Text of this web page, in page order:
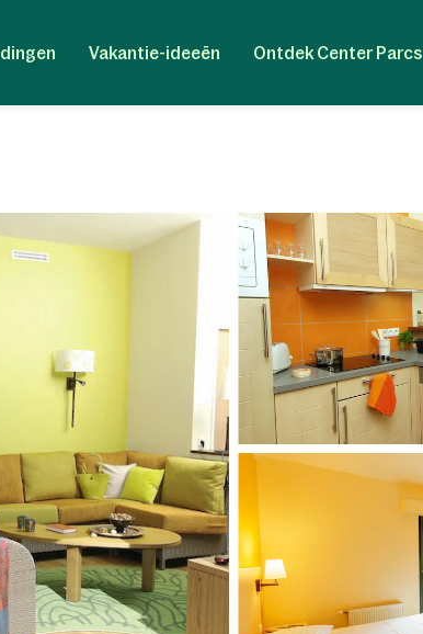
Vakantie-ideeën Ontdek Center Parcs